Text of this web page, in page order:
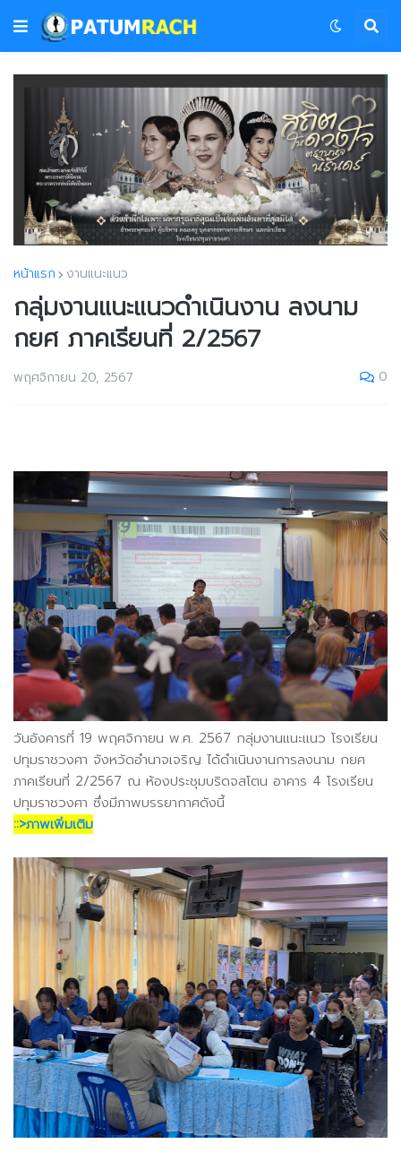
หน้าแรก งานแนะแนว
กลุ่มงานแนะแนวดำเนินงาน ลงนาม
กยศ ภาคเรียนที่ 2/2567
พฤศจิกายน 20, 2567 0
วันอังคารที่ 19 พฤศจิกายน พ.ศ. 2567 กลุ่มงานแนะแนว โรงเรียน
ปทุมราชวงศา จังหวัดอำนาจเจริญ ได้ดำเนินงานการลงนาม กยศ
ภาคเรียนที่ 2/2567 ณ ห้องประชุมบริดจสโตน อาคาร 4 โรงเรียน
ปทุมราชวงศา ซึ่งมีภาพบรรยากาศดังนี้
::>ภาพเพิ่มเติม